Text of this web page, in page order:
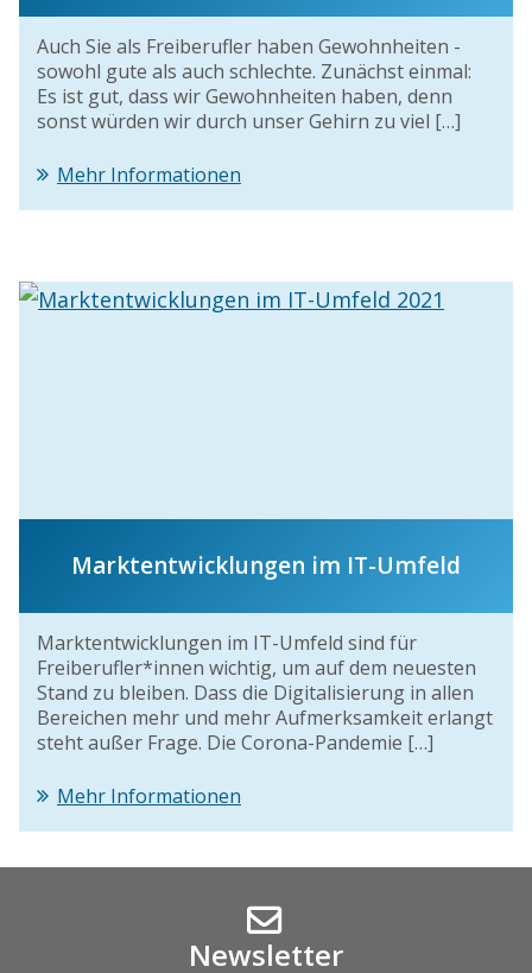
Auch Sie als Freiberufler haben Gewohnheiten -
sowohl gute als auch schlechte. Zunächst einmal:
Es ist gut, dass wir Gewohnheiten haben, denn
sonst würden wir durch unser Gehirn zu viel […]
Mehr Informationen
Marktentwicklungen im IT-Umfeld
Marktentwicklungen im IT-Umfeld sind für
Freiberufler*innen wichtig, um auf dem neuesten
Stand zu bleiben. Dass die Digitalisierung in allen
Bereichen mehr und mehr Aufmerksamkeit erlangt
steht außer Frage. Die Corona-Pandemie […]
Mehr Informationen
Newsletter